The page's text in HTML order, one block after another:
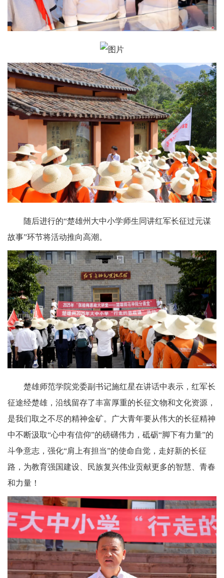
随后进行的“楚雄州大中小学师生同讲红军长征过元谋
故事”环节将活动推向高潮。
楚雄师范学院党委副书记施红星在讲话中表示，红军长
征途经楚雄，沿线留存了丰富厚重的长征文物和文化资源，
是我们取之不尽的精神金矿。广大青年要从伟大的长征精神
中不断汲取“心中有信仰”的磅礴伟力，砥砺“脚下有力量”的
斗争意志，强化“肩上有担当”的使命自觉，走好新的长征
路，为教育强国建设、民族复兴伟业贡献更多的智慧、青春
和力量！